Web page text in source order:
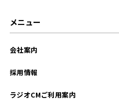
メニュー
会社案内
採用情報
ラジオCMご利用案内